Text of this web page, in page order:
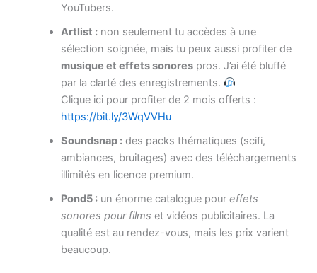
YouTubers.
Artlist : non seulement tu accèdes à une
sélection soignée, mais tu peux aussi profiter de
musique et effets sonores pros. J’ai été bluffé
par la clarté des enregistrements.
Clique ici pour profiter de 2 mois offerts :
https://bit.ly/3WqVVHu
Soundsnap : des packs thématiques (scifi,
ambiances, bruitages) avec des téléchargements
illimités en licence premium.
Pond5 : un énorme catalogue poureffets
sonores pour films et vidéos publicitaires. La
qualité est au rendez-vous, mais les prix varient
beaucoup.